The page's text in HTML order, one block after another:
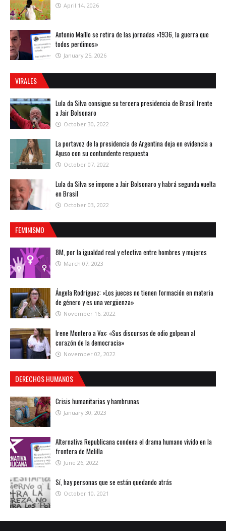
April 14, 2026
Antonio Maíllo se retira de las jornadas «1936, la guerra que
todos perdimos»
January 25, 2026
VIRALES
Lula da Silva consigue su tercera presidencia de Brasil frente
a Jair Bolsonaro
October 30, 2022
La portavoz de la presidencia de Argentina deja en evidencia a
Ayuso con su contundente respuesta
October 07, 2022
Lula da Silva se impone a Jair Bolsonaro y habrá segunda vuelta
en Brasil
October 03, 2022
FEMINISMO
8M, por la igualdad real y efectiva entre hombres y mujeres
March 07, 2023
Ángela Rodríguez: «Los jueces no tienen formación en materia
de género y es una vergüenza»
November 16, 2022
Irene Montero a Vox: «Sus discursos de odio golpean al
corazón de la democracia»
November 02, 2022
DERECHOS HUMANOS
Crisis humanitarias y hambrunas
January 30, 2023
Alternativa Republicana condena el drama humano vivido en la
frontera de Melilla
June 26, 2022
Sí, hay personas que se están quedando atrás
October 10, 2021